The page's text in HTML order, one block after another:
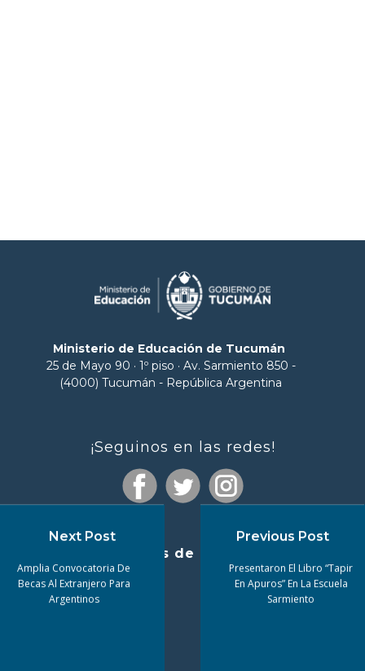
Ministerio de Educación de Tucumán
25 de Mayo 90 · 1º piso · Av. Sarmiento 850 -
(4000) Tucumán - República Argentina
¡Seguinos en las redes!
Enlaces de interés
Previous Post
Presentaron El Libro “Tapir
En Apuros” En La Escuela
Sarmiento
Next Post
Amplia Convocatoria De
Becas Al Extranjero Para
Argentinos